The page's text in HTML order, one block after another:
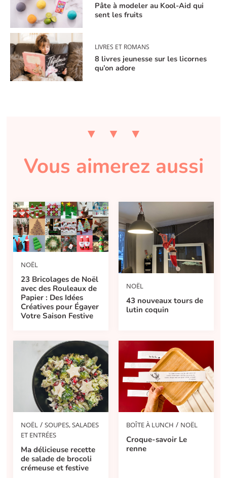
Pâte à modeler au Kool-Aid qui
sent les fruits
LIVRES ET ROMANS
8 livres jeunesse sur les licornes
qu’on adore
Vous aimerez aussi
NOËL
23 Bricolages de Noël
avec des Rouleaux de
Papier : Des Idées
Créatives pour Égayer
Votre Saison Festive
NOËL
43 nouveaux tours de
lutin coquin
NOËL / SOUPES, SALADES
ET ENTRÉES
Ma délicieuse recette
de salade de brocoli
crémeuse et festive
BOÎTE À LUNCH / NOËL
Croque-savoir Le
renne